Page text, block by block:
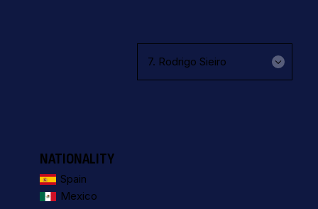
NATIONALITY
Spain
Mexico